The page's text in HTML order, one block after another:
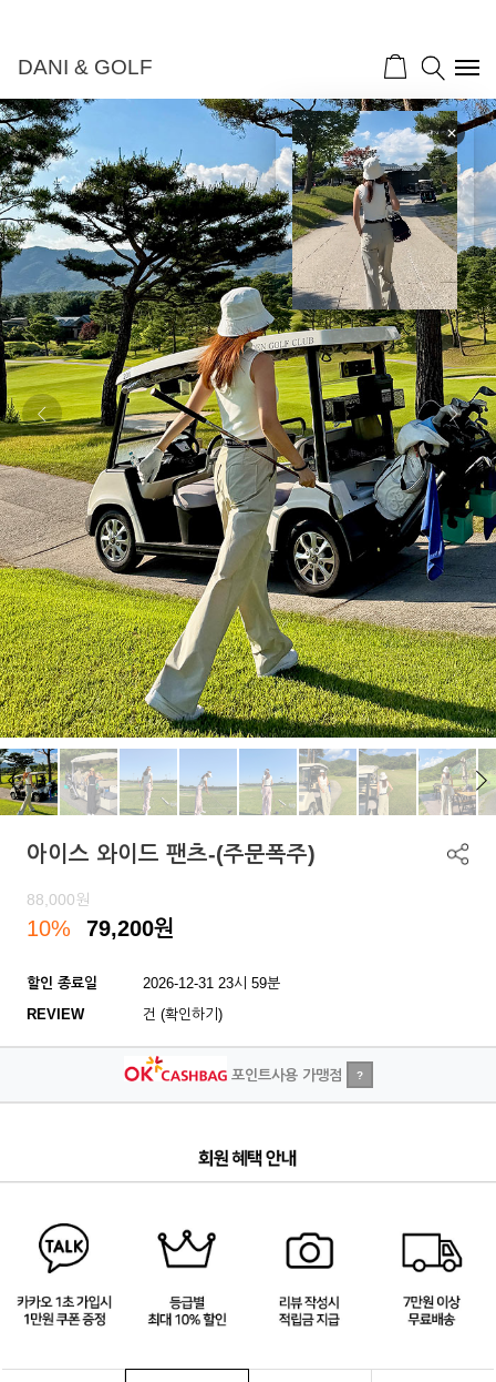
DANI & GOLF
아이스 와이드 팬츠-(주문폭주)
88,000원
10% 79,200원
할인 종료일
2026-12-31 23시 59분
REVIEW
건 (확인하기)
포인트사용 가맹점 ?